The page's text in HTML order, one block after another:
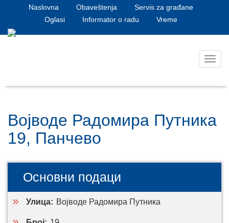
Naslovna Obaveštenja
Servis za građane
Oglasi
Informator o radu Vreme
Војводе Радомира Путника
19, Панчево
Основни подаци
Улица: Војводе Радомира Путника